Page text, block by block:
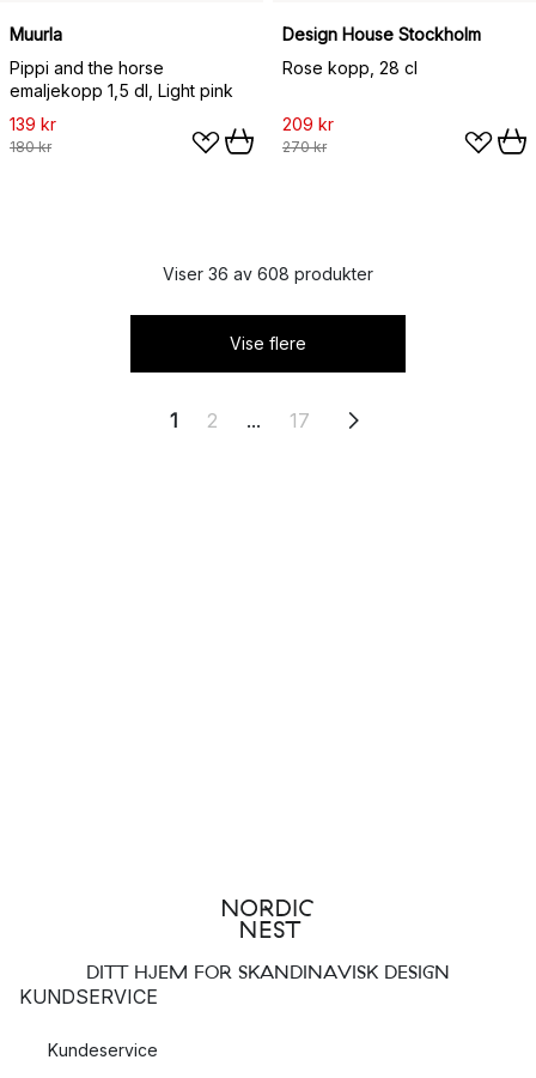
Muurla
Pippi and the horse
emaljekopp 1,5 dl, Light pink
139 kr
180 kr
Design House Stockholm
Rose kopp, 28 cl
209 kr
270 kr
Viser 36 av 608 produkter
Vise flere
1 2 ... 17
DITT HJEM FOR SKANDINAVISK DESIGN
KUNDSERVICE
Kundeservice